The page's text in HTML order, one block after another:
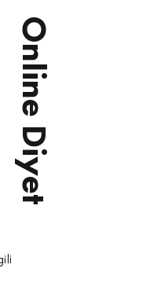
Online Diyet